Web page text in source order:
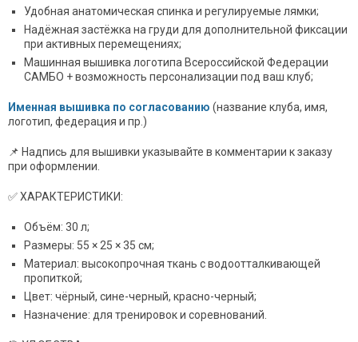
Удобная анатомическая спинка и регулируемые лямки;
Надёжная застёжка на груди для дополнительной фиксации
при активных перемещениях;
Машинная вышивка логотипа Всероссийской Федерации
САМБО + возможность персонализации под ваш клуб;
Именная вышивка по согласованию (название клуба, имя,
логотип, федерация и пр.)
📌 Надпись для вышивки указывайте в комментарии к заказу
при оформлении.
✅ ХАРАКТЕРИСТИКИ:
Объём: 30 л;
Размеры: 55 × 25 × 35 см;
Материал: высокопрочная ткань с водоотталкивающей
пропиткой;
Цвет: чёрный, сине-черный, красно-черный;
Назначение: для тренировок и соревнований.